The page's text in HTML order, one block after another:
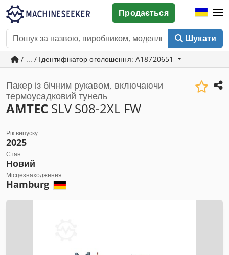
Шукати
Продається
/ ... / Ідентифікатор оголошення: A18720651
Пакер із бічним рукавом, включаючи
термоусадковий тунель
AMTEC SLV S08-2XL FW
Рік випуску
2025
Стан
Новий
Місцезнаходження
Hamburg